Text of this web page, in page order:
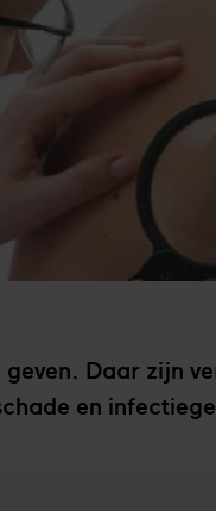
Daar zijn
en